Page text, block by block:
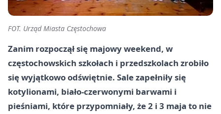
FOT. Urząd Miasta Częstochowa
Zanim rozpoczął się majowy weekend, w
częstochowskich szkołach i przedszkolach zrobiło
się wyjątkowo odświętnie. Sale zapełniły się
kotylionami, biało-czerwonymi barwami i
pieśniami, które przypomniały, że 2 i 3 maja to nie